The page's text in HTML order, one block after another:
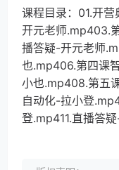
课程目录：01.开
开元老师.mp403.
播答疑-开元老师
也.mp406.第四课
小也.mp408.第五
自动化-拉小登
登.mp411.直播答